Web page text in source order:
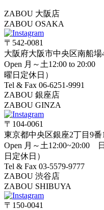
ZABOU 大阪店
ZABOU OSAKA
〒542-0081
大阪府大阪市中央区南船場
Open 月～土12:00 to 20:00
曜日定休日）
Tel & Fax 06-6251-9991
ZABOU 銀座店
ZABOU GINZA
〒104-0061
東京都中央区銀座2丁目9番
Open 月～土12:00~20:00
日定休日）
Tel & Fax 03-5579-9777
ZABOU 渋谷店
ZABOU SHIBUYA
〒150-0041